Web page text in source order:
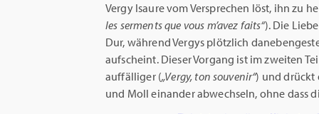
Vergy Isaure vom Versprechen löst, ihn zu
les serments que vous m’avez faits“). Die
Dur, während Vergys plötzlich
aufscheint. Dieser Vorgang ist im zweiten
auffälliger („Vergy, ton souvenir“) und drückt
und Moll einander abwechseln, ohne dass